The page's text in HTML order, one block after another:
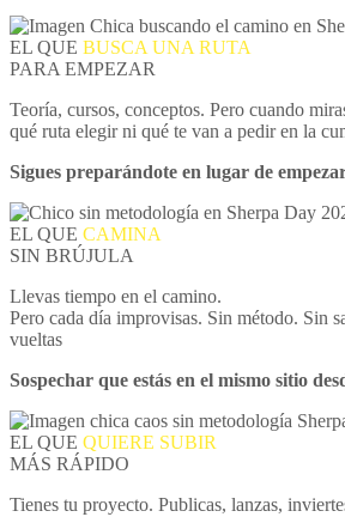
EL QUE BUSCA UNA RUTA
PARA EMPEZAR
Teoría, cursos, conceptos. Pero cuando
qué ruta elegir ni qué te van a pedir en la
Sigues preparándote en lugar de
EL QUE CAMINA
SIN BRÚJULA
Llevas tiempo en el camino.
Pero cada día improvisas. Sin método. Sin
vueltas
Sospechar que estás en el mismo sitio
EL QUE QUIERE SUBIR
MÁS RÁPIDO
Tienes tu proyecto. Publicas, lanzas,